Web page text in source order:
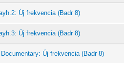
Új frekvencia (Badr 8)
Új frekvencia (Badr 8)
Új frekvencia (Badr 8)